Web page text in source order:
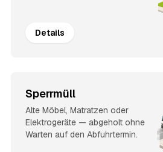
Details
Sperrmüll
Alte Möbel, Matratzen oder
Elektrogeräte — abgeholt ohne
Warten auf den Abfuhrtermin.